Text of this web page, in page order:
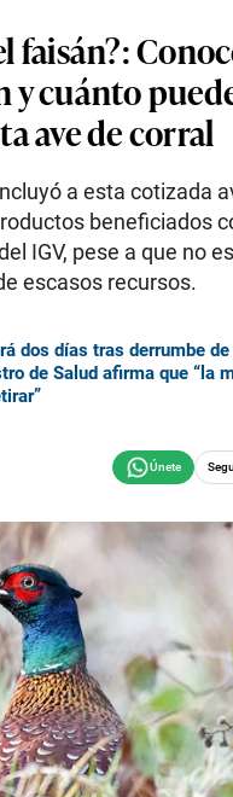
faisán?:
y cuánto
ave de corral
a esta cotizada
beneficiados
IGV, pese a que no
escasos recursos.
dos días tras derrumbe
de Salud afirma que “la